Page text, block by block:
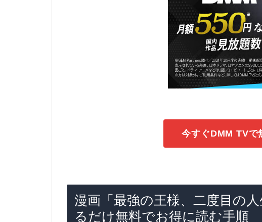
今すぐDMM TVで
漫画「最強の王様、二度目の
るだけ無料でお得に読む手順